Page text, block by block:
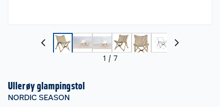
1 / 7
Ullerøy glampingstol
NORDIC SEASON